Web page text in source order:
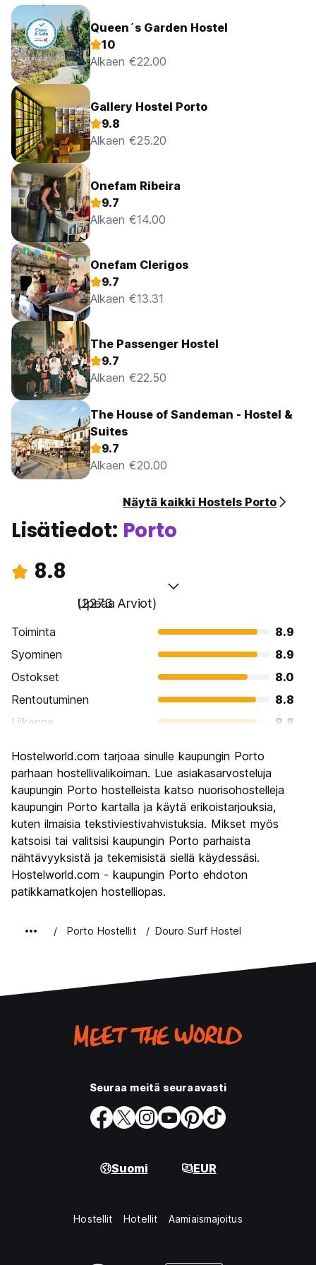
Queen´s Garden Hostel
10
Alkaen €22.00
Gallery Hostel Porto
9.8
Alkaen €25.20
Onefam Ribeira
9.7
Alkaen €14.00
Onefam Clerigos
9.7
Alkaen €13.31
The Passenger Hostel
9.7
Alkaen €22.50
The House of Sandeman - Hostel &
Suites
9.7
Alkaen €20.00
Näytä kaikki Hostels Porto
Lisätiedot: Porto
8.8
Upeaa
(2273 Arviot)
Toiminta
8.9
Syominen
8.9
Ostokset
8.0
Rentoutuminen
8.8
Liikenne
8.8
Kulttuuri
Yöelämä
8.2
Rahanarvoinen
9.2
Hostelworld.com tarjoaa sinulle kaupungin Porto
parhaan hostellivalikoiman. Lue asiakasarvosteluja
kaupungin Porto hostelleista katso nuorisohostelleja
kaupungin Porto kartalla ja käytä erikoistarjouksia,
kuten ilmaisia tekstiviestivahvistuksia. Mikset myös
katsoisi tai valitsisi kaupungin Porto parhaista
nähtävyyksistä ja tekemisistä siellä käydessäsi.
Hostelworld.com - kaupungin Porto ehdoton
patikkamatkojen hostelliopas.
Porto Hostellit Douro Surf Hostel
Seuraa meitä seuraavasti
Suomi EUR
Hostellit Hotellit Aamiaismajoitus